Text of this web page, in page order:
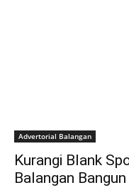
Advertorial Balangan
Kurangi Blank
Balangan